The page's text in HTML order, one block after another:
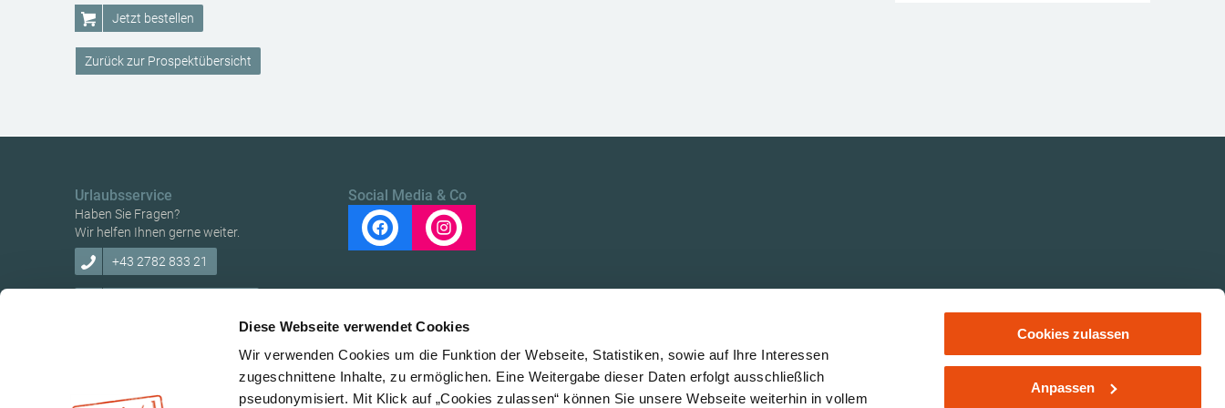
Diese Webseite verwendet Cookies
Wir verwenden Cookies um die Funktion der Webseite, Statistiken, sowie auf Ihre Interessen
zugeschnittene Inhalte, zu ermöglichen. Eine Weitergabe dieser Daten erfolgt ausschließlich
pseudonymisiert. Mit Klick auf „Cookies zulassen“ können Sie unsere Webseite weiterhin in vollem
Cookies zulassen
Anpassen
Jetzt bestellen
Zurück zur Prospektübersicht
Urlaubsservice
Haben Sie Fragen?
Wir helfen Ihnen gerne weiter.
+43 2782 833 21
Social Media & Co